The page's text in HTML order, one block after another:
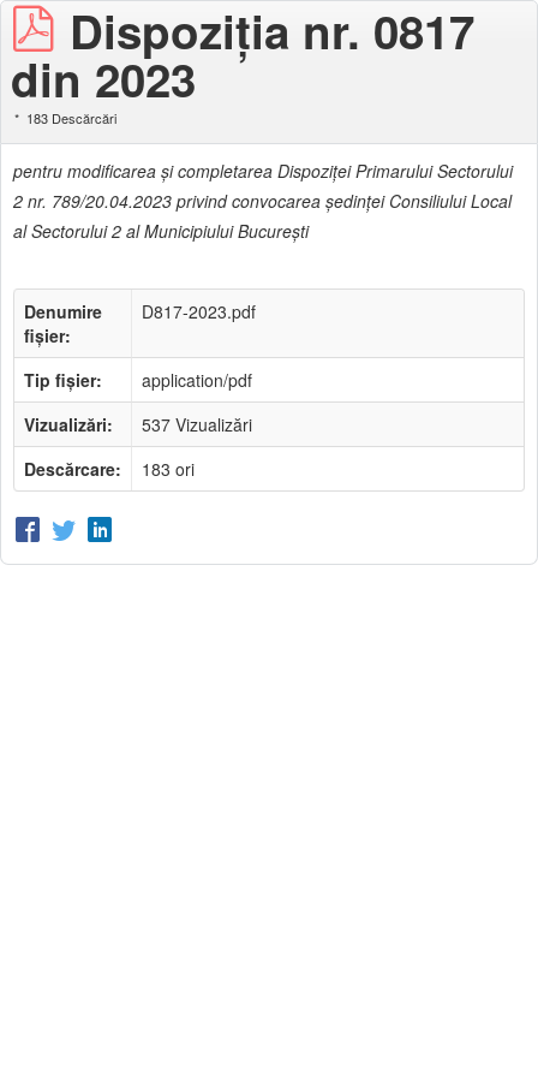
Dispoziţia nr. 0817
din 2023
183 Descărcări
pentru modificarea şi completarea Dispoziţei Primarului Sectorului
2 nr. 789/20.04.2023 privind convocarea şedinţei Consiliului Local
al Sectorului 2 al Municipiului Bucureşti
Denumire
fișier:
D817-2023.pdf
Tip fișier:
application/pdf
Vizualizări:
537 Vizualizări
Descărcare:
183 ori